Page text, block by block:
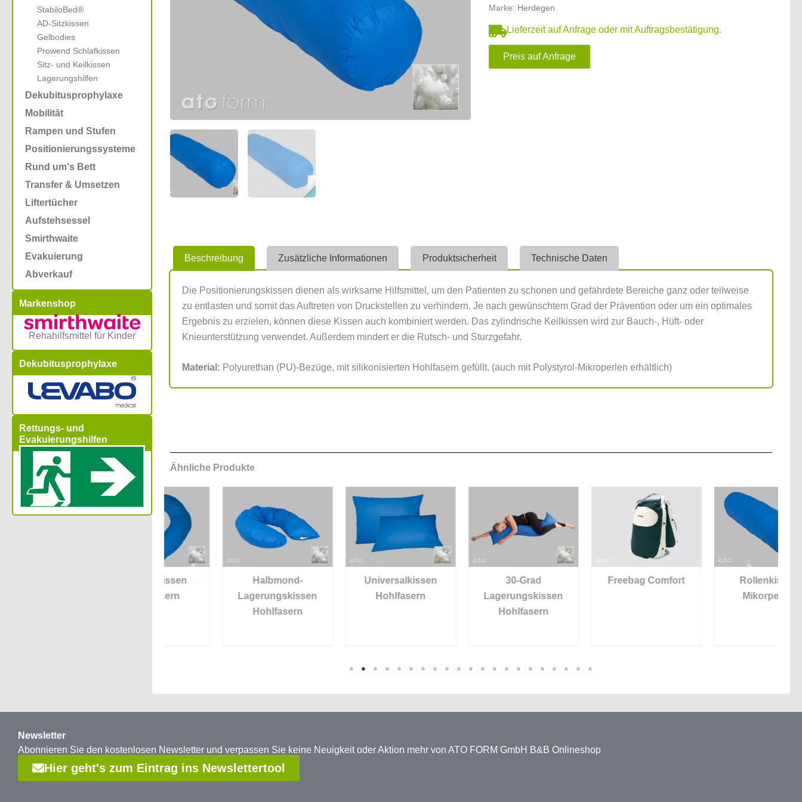
StabiloBed®
AD-Sitzkissen
Gelbodies
Prowend Schlafkissen
Sitz- und Keilkissen
Lagerungshilfen
Dekubitusprophylaxe
Mobilität
Rampen und Stufen
Positionierungssysteme
Rund um's Bett
Transfer & Umsetzen
Liftertücher
Aufstehsessel
Smirthwaite
Evakuierung
Abverkauf
Markenshop
Rehahilfsmittel für Kinder
Dekubitusprophylaxe
Rettungs- und
Evakuierungshilfen
Marke: Herdegen
Lieferzeit auf Anfrage oder mit Auftragsbestätigung.
Preis auf Anfrage
Beschreibung Zusätzliche Informationen Produktsicherheit Technische Daten
Die Positionierungskissen dienen als wirksame Hilfsmittel, um den Patienten zu schonen und gefährdete Bereiche ganz oder teilweise
zu entlasten und somit das Auftreten von Druckstellen zu verhindern. Je nach gewünschtem Grad der Prävention oder um ein optimales
Ergebnis zu erzielen, können diese Kissen auch kombiniert werden. Das zylindrische Keilkissen wird zur Bauch-, Hüft- oder
Knieunterstützung verwendet. Außerdem mindert er die Rutsch- und Sturzgefahr.
Material: Polyurethan (PU)-Bezüge, mit silikonisierten Hohlfasern gefüllt. (auch mit Polystyrol-Mikroperlen erhältlich)
Ähnliche Produkte
Lagerungskissen
Universalkissen
Lagerungskissen
Freebag Comfort
Rollenkissen
Newsletter
Abonnieren Sie den kostenlosen Newsletter und verpassen Sie keine Neuigkeit oder Aktion mehr von ATO FORM GmbH B&B Onlineshop
Hier geht's zum Eintrag ins Newslettertool